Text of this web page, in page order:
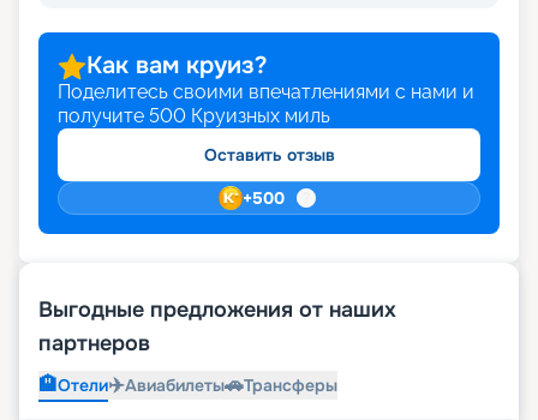
Как вам круиз?
Поделитесь своими впечатлениями с нами и
получите 500 Круизных миль
Оставить отзыв
+500
Выгодные предложения от наших
партнеров
🏨Отели✈️Авиабилеты🚗Трансферы